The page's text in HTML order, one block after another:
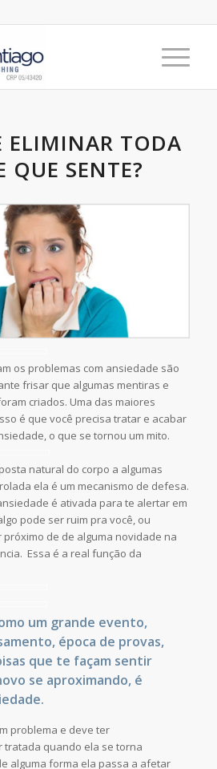
ELIMINAR TODA
QUE SENTE?
os problemas com ansiedade são
frisar que algumas mentiras e
criados. Uma das maiores
é que você precisa tratar e acabar
o que se tornou um mito.
natural do corpo a algumas
ela é um mecanismo de defesa.
é ativada para te alertar em
pode ser ruim pra você, ou
de de alguma novidade na
Essa é a real função da
um grande evento,
época de provas,
que te façam sentir
se aproximando, é
problema e deve ter
tratada quando ela se torna
alguma forma ela passa a afetar